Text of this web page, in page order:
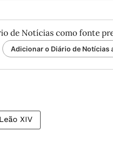
de Notícias como fonte
Adicionar o Diário de Notícias
XIV